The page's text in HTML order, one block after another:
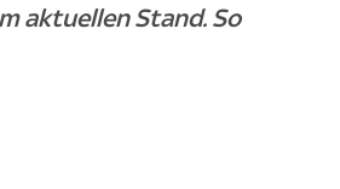
aktuellen Stand. So